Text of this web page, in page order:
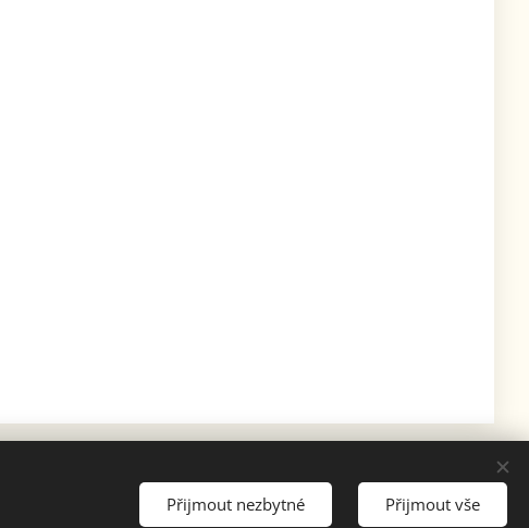
Přijmout nezbytné Přijmout vše